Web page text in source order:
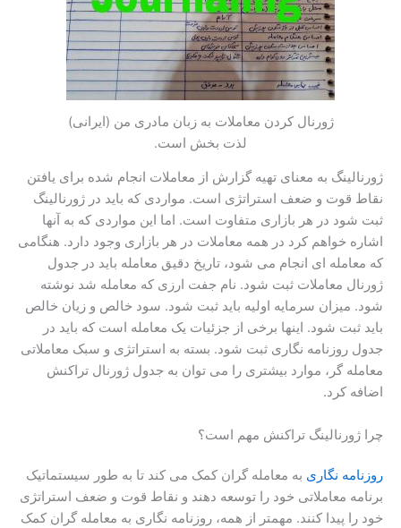
ژورنال کردن معاملات به زبان مادری من (ایرانی)
لذت بخش است.
ژورنالینگ به معنای تهیه گزارش از معاملات انجام شده برای یافتن
نقاط قوت و ضعف استراتژی است. مواردی که باید در ژورنالینگ
ثبت شود در هر بازاری متفاوت است. اما این مواردی که به آنها
اشاره خواهم کرد در همه معاملات در هر بازاری وجود دارد. هنگامی
که معامله ای انجام می شود، تاریخ دقیق معامله باید در جدول
ژورنال معاملات ثبت شود. نام جفت ارزی که معامله شد نوشته
شود. میزان سرمایه اولیه باید ثبت شود. سود خالص و زیان خالص
باید ثبت شود. اینها برخی از جزئیات یک معامله است که باید در
جدول روزنامه نگاری ثبت شود. بسته به استراتژی و سبک معاملاتی
معامله گر، موارد بیشتری را می توان به جدول ژورنال تراکنش
اضافه کرد.
چرا ژورنالینگ تراکنش مهم است؟
روزنامه نگاری به معامله گران کمک می کند تا به طور سیستماتیک
برنامه معاملاتی خود را توسعه دهند و نقاط قوت و ضعف استراتژی
خود را پیدا کنند. مهمتر از همه، روزنامه نگاری به معامله گران کمک